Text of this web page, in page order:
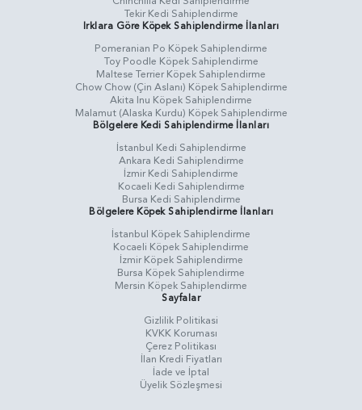
Tekir Kedi Sahiplendirme
Irklara Göre Köpek Sahiplendirme İlanları
Pomeranian Po Köpek Sahiplendirme
Toy Poodle Köpek Sahiplendirme
Maltese Terrier Köpek Sahiplendirme
Chow Chow (Çin Aslanı) Köpek Sahiplendirme
Akita Inu Köpek Sahiplendirme
Malamut (Alaska Kurdu) Köpek Sahiplendirme
Bölgelere Kedi Sahiplendirme İlanları
İstanbul Kedi Sahiplendirme
Ankara Kedi Sahiplendirme
İzmir Kedi Sahiplendirme
Kocaeli Kedi Sahiplendirme
Bursa Kedi Sahiplendirme
Bölgelere Köpek Sahiplendirme İlanları
İstanbul Köpek Sahiplendirme
Kocaeli Köpek Sahiplendirme
İzmir Köpek Sahiplendirme
Bursa Köpek Sahiplendirme
Mersin Köpek Sahiplendirme
Sayfalar
Gizlilik Politikasi
KVKK Koruması
Çerez Politikası
İlan Kredi Fiyatları
İade ve İptal
Üyelik Sözleşmesi